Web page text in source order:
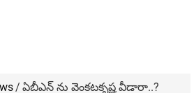
/ ఏబీఎన్ ను వెంకటకృష్ణ వీడారా..?